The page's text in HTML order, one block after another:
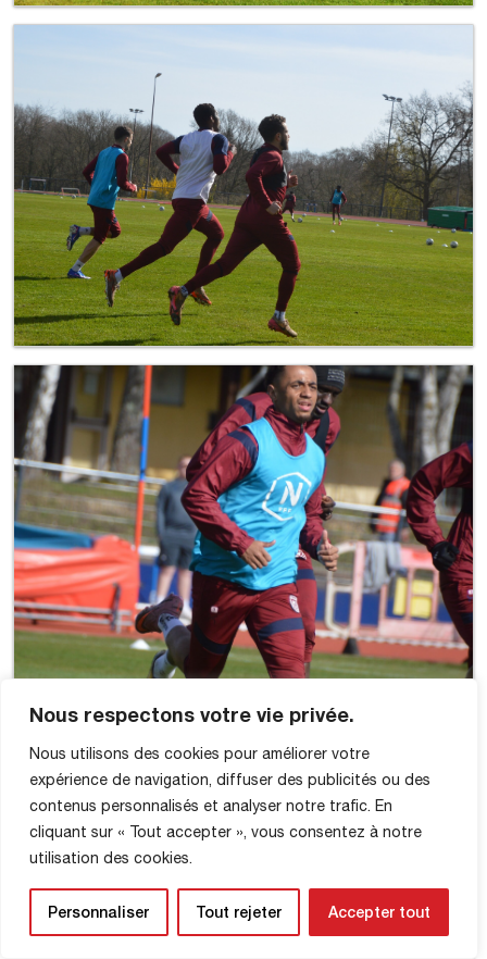
Nous respectons votre vie privée.
Nous utilisons des cookies pour améliorer votre
expérience de navigation, diffuser des publicités ou des
contenus personnalisés et analyser notre trafic. En
cliquant sur « Tout accepter », vous consentez à notre
utilisation des cookies.
Personnaliser Tout rejeter Accepter tout